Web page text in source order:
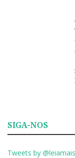
SIGA-NOS
Tweets by